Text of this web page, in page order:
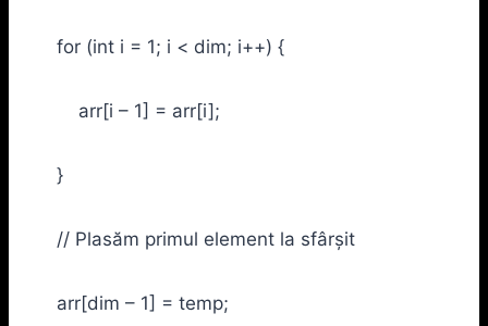
for (int i = 1; i < dim; i++) {
arr[i – 1] = arr[i];
}
// Plasăm primul element la sfârșit
arr[dim – 1] = temp;